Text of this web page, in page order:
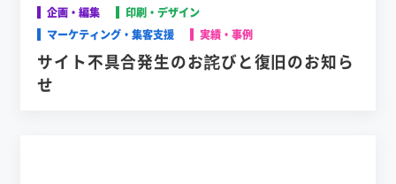
企画・編集
印刷・デザイン
マーケティング・集客支援
実績・事例
サイト不具合発生のお詫びと復旧のお知ら
せ